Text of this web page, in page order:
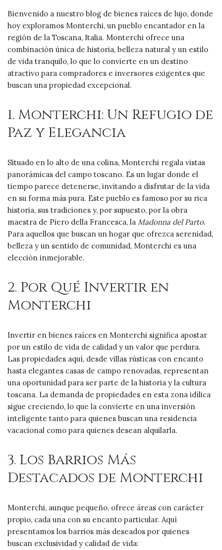
Bienvenido a nuestro blog de bienes raíces de lujo, donde
hoy exploramos Monterchi, un pueblo encantador en la
región de la Toscana, Italia. Monterchi ofrece una
combinación única de historia, belleza natural y un estilo
de vida tranquilo, lo que lo convierte en un destino
atractivo para compradores e inversores exigentes que
buscan una propiedad excepcional.
1. Monterchi: Un Refugio de
Paz y Elegancia
Situado en lo alto de una colina, Monterchi regala vistas
panorámicas del campo toscano. Es un lugar donde el
tiempo parece detenerse, invitando a disfrutar de la vida
en su forma más pura. Este pueblo es famoso por su rica
historia, sus tradiciones y, por supuesto, por la obra
maestra de Piero della Francesca, la Madonna del Parto.
Para aquellos que buscan un hogar que ofrezca serenidad,
belleza y un sentido de comunidad, Monterchi es una
elección inmejorable.
2. Por Qué Invertir en
Monterchi
Invertir en bienes raíces en Monterchi significa apostar
por un estilo de vida de calidad y un valor que perdura.
Las propiedades aquí, desde villas rústicas con encanto
hasta elegantes casas de campo renovadas, representan
una oportunidad para ser parte de la historia y la cultura
toscana. La demanda de propiedades en esta zona idílica
sigue creciendo, lo que la convierte en una inversión
inteligente tanto para quienes buscan una residencia
vacacional como para quienes desean alquilarla.
3. Los Barrios Más
Destacados de Monterchi
Monterchi, aunque pequeño, ofrece áreas con carácter
propio, cada una con su encanto particular. Aquí
presentamos los barrios más deseados por quienes
buscan exclusividad y calidad de vida: